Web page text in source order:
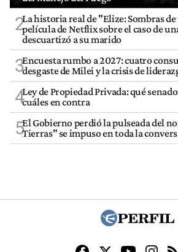
2La historia real de "Elize: Sombras
película de Netflix sobre el caso de
descuartizó a su marido
3Encuesta rumbo a 2027: cuatro
desgaste de Milei y la crisis de
4Ley de Propiedad Privada: qué
cuáles en contra
5El Gobierno perdió la pulseada del
Tierras" se impuso en toda la